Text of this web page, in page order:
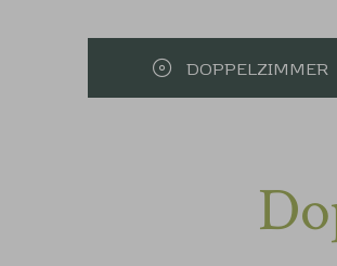
DOPPELZIMMER